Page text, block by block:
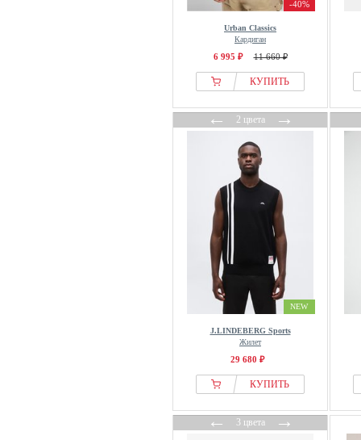
-40%
Urban Classics
Кардиган
6 995 ₽ 11 660 ₽
КУПИТЬ
←2 цвета→
NEW
J.LINDEBERG Sports
Жилет
29 680 ₽
КУПИТЬ
←3 цвета→